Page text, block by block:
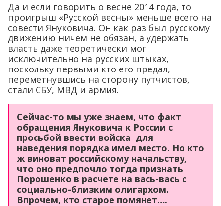
Да и если говорить о весне 2014 года, то
проигрыш «Русской весны» меньше всего на
совести Януковича. Он как раз был русскому
движению ничем не обязан, а удержать
власть даже теоретически мог
исключительно на русских штыках,
поскольку первыми кто его предал,
переметнувшись на сторону путчистов,
стали СБУ, МВД и армия.
Сейчас-то мы уже знаем, что факт
обращения Януковича к России с
просьбой ввести войска для
наведения порядка имел место. Но кто
ж виноват российскому начальству,
что оно предпочло тогда признать
Порошенко в расчете на вась-вась с
социально-близким олигархом.
Впрочем, кто старое помянет….